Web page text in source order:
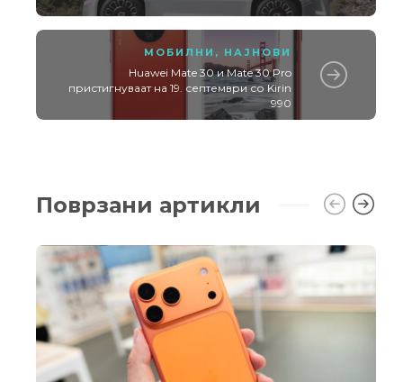
МОБИЛНИ , НАЈНОВИ
Huawei Mate 30 и Mate 30 Pro
пристигнуваат на 19. септември со Kirin
990
Поврзани артикли